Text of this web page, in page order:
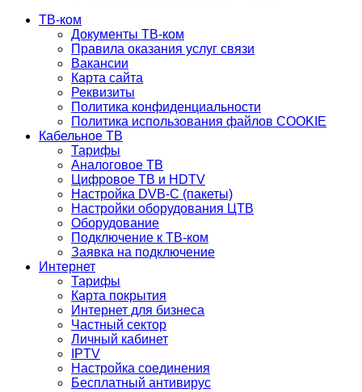
ТВ-ком
Документы ТВ-ком
Правила оказания услуг связи
Вакансии
Карта сайта
Реквизиты
Политика конфиденциальности
Политика использования файлов COOKIE
Кабельное ТВ
Тарифы
Аналоговое ТВ
Цифровое ТВ и HDTV
Настройка DVB-C (пакеты)
Настройки оборудования ЦТВ
Оборудование
Подключение к ТВ-ком
Заявка на подключение
Интернет
Тарифы
Карта покрытия
Интернет для бизнеса
Частный сектор
Личный кабинет
IPTV
Настройка соединения
Бесплатный антивирус